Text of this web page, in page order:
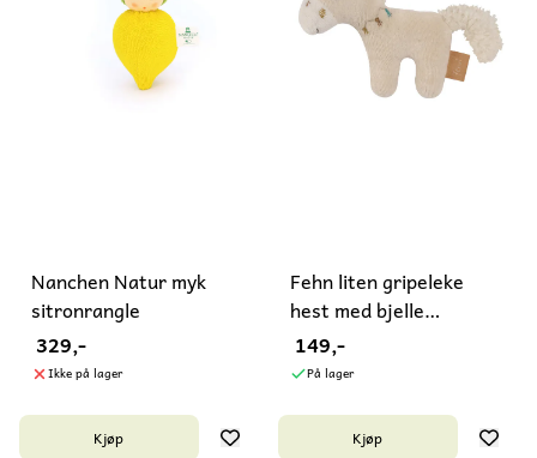
Nanchen Natur myk
sitronrangle
329,-
Ikke på lager
Kjøp
Fehn liten gripeleke
hest med bjelle
økobomull
149,-
På lager
Kjøp